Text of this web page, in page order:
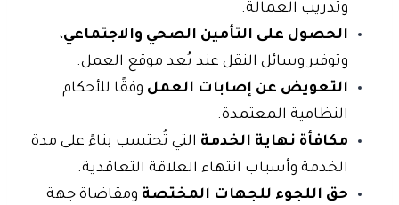
وتدريب العمالة.
الحصول على التأمين الصحي والاجتماعي،
وتوفير وسائل النقل عند بُعد موقع العمل.
التعويض عن إصابات العمل وفقًا للأحكام
النظامية المعتمدة.
مكافأة نهاية الخدمة التي تُحتسب بناءً على مدة
الخدمة وأسباب انتهاء العلاقة التعاقدية.
حق اللجوء للجهات المختصة ومقاضاة جهة